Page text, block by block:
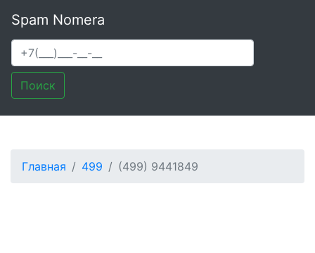
Spam Nomera
Поиск
Главная 499 (499) 9441849